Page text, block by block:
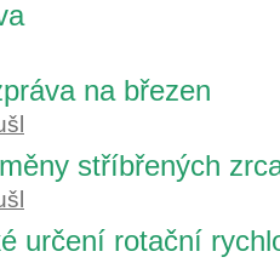
na březen
stříbřených
určení rotační